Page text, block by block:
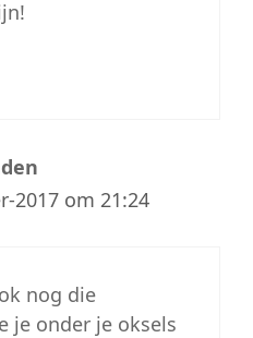
2017 om 21:24
nog die
je onder je oksels